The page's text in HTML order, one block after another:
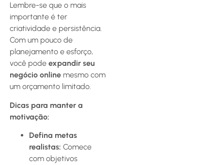
Lembre-se que o mais
importante é ter
criatividade e persistência.
Com um pouco de
planejamento e esforço,
você pode expandir seu
negócio online mesmo com
um orçamento limitado.
Dicas para manter a
motivação:
Defina metas
realistas: Comece
com objetivos